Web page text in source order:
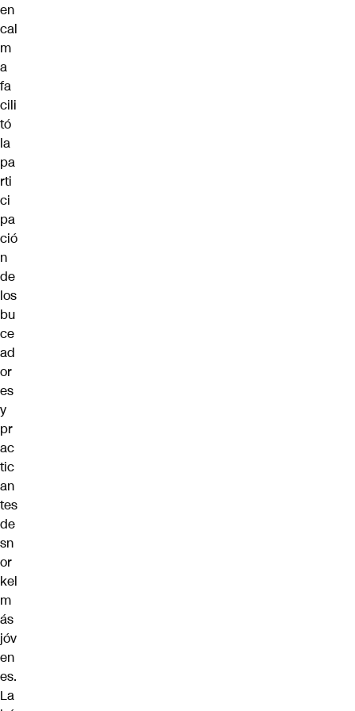
en
cal
m
a
fa
cili
tó
la
pa
rti
ci
pa
ció
n
de
los
bu
ce
ad
or
es
y
pr
ac
tic
an
tes
de
sn
or
kel
m
ás
jóv
en
es.
La